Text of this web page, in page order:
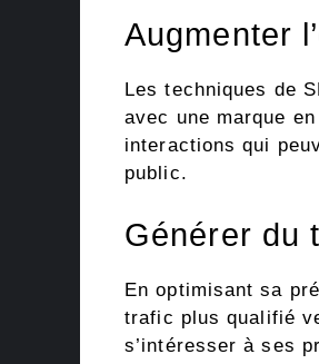
Augmenter
Les techniques de
avec une marque
interactions qui
public.
Générer du
En optimisant sa
trafic plus qualifié
s’intéresser à ses